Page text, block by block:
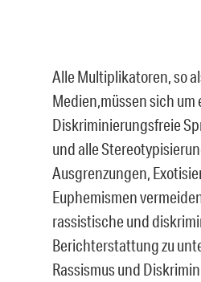
Alle Multiplikatoren, so
Medien,müssen sich um
Diskriminierungsfreie
und alle
Ausgrenzungen,
Euphemismen
rassistische und
Berichterstattung zu
Rassismus und